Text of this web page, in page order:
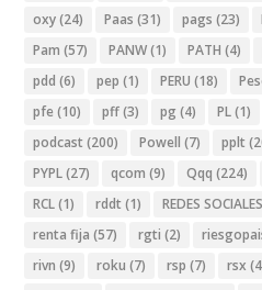
oxy(24) Paas (31) pags (23)
Pam (57) PANW(1) PATH (4)
pdd (6) pep (1) PERU (18)
pfe (10) pff(3) pg (4) PL(1)
podcast (200) Powell (7) pplt
PYPL(27) qcom (9) Qqq (224)
RCL(1) rddt (1) REDES SOCIALES
renta fija (57) rgti (2)
rivn (9) roku (7) rsp (7) rsx